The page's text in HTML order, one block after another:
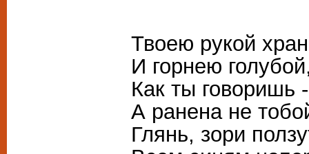
Твоею рукой
И горнею
Как ты говоришь
А ранена не
Глянь, зори